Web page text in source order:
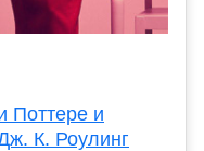
Поттере и
К. Роулинг